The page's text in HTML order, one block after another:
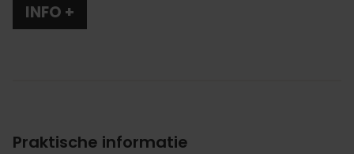
INFO +
Praktische informatie